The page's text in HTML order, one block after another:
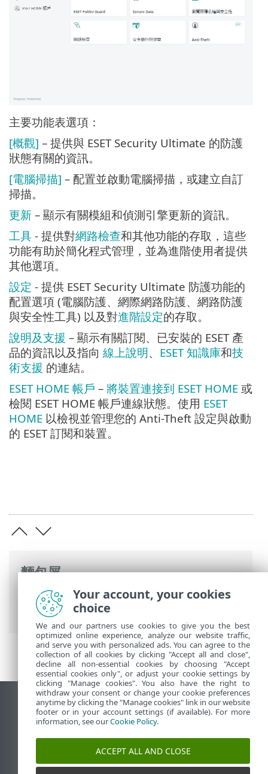
麵包屑
ESET 線上說明>ESET Security Ultimate>
使用 ESET Security Ultimate
主要功能表選項：
[概觀] – 提供與 ESET Security Ultimate 的防護
狀態有關的資訊。
[電腦掃描] – 配置並啟動電腦掃描，或建立自訂
掃描。
更新 – 顯示有關模組和偵測引擎更新的資訊。
工具 - 提供對網路檢查和其他功能的存取，這些
功能有助於簡化程式管理，並為進階使用者提供
其他選項。
設定 - 提供 ESET Security Ultimate 防護功能的
配置選項 (電腦防護、網際網路防護、網路防護
與安全性工具) 以及對進階設定的存取。
說明及支援 – 顯示有關訂閱、已安裝的 ESET 產
品的資訊以及指向 線上說明、 ESET 知識庫和技
術支援 的連結。
ESET HOME 帳戶 – 將裝置連接到 ESET HOME 或
檢閱 ESET HOME 帳戶連線狀態。使用 ESET
HOME 以檢視並管理您的 Anti-Theft 設定與啟動
的 ESET 訂閱和裝置。
檢視桌面網站
End of Life
ESET 知識庫
ESET Status Portal
Your account, your cookies
choice
We and our partners use cookies to give you the best
optimized online experience, analyze our website traffic,
and serve you with personalized ads. You can agree to the
collection of all cookies by clicking "Accept all and close",
decline all non-essential cookies by choosing "Accept
essential cookies only", or adjust your cookie settings by
clicking "Manage cookies". You also have the right to
withdraw your consent or change your cookie preferences
anytime by clicking the "Manage cookies" link in our website
footer or in your account settings (if available). For more
information, see ourCookie Policy.
ACCEPT ALL AND CLOSE